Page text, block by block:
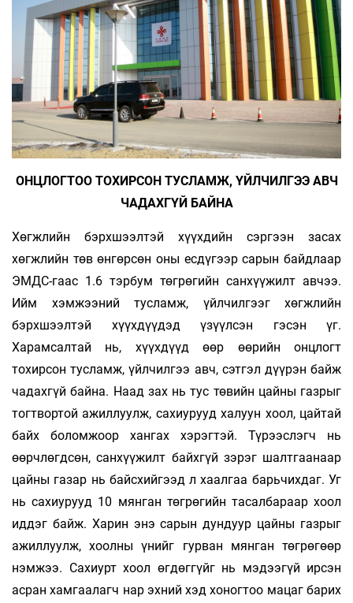
ОНЦЛОГТОО ТОХИРСОН ТУСЛАМЖ, ҮЙЛЧИЛГЭЭ АВЧ
ЧАДАХГҮЙ БАЙНА
Хөгжлийн бэрхшээлтэй хүүхдийн сэргээн засах
хөгжлийн төв өнгөрсөн оны есдүгээр сарын байдлаар
ЭМДС-гаас 1.6 тэрбум төгрөгийн санхүүжилт авчээ.
Ийм хэмжээний тусламж, үйлчилгээг хөгжлийн
бэрхшээлтэй хүүхдүүдэд үзүүлсэн гэсэн үг.
Харамсалтай нь, хүүхдүүд өөр өөрийн онцлогт
тохирсон тусламж, үйлчилгээ авч, сэтгэл дүүрэн байж
чадахгүй байна. Наад зах нь тус төвийн цайны газрыг
тогтвортой ажиллуулж, сахиурууд халуун хоол, цайтай
байх боломжоор хангах хэрэгтэй. Түрээслэгч нь
өөрчлөгдсөн, санхүүжилт байхгүй зэрэг шалтгаанаар
цайны газар нь байсхийгээд л хаалгаа барьчихдаг. Уг
нь сахиурууд 10 мянган төгрөгийн тасалбараар хоол
иддэг байж. Харин энэ сарын дундуур цайны газрыг
ажиллуулж, хоолны үнийг гурван мянган төгрөгөөр
нэмжээ. Сахиурт хоол өгдөггүйг нь мэдээгүй ирсэн
асран хамгаалагч нар эхний хэд хоногтоо мацаг барих